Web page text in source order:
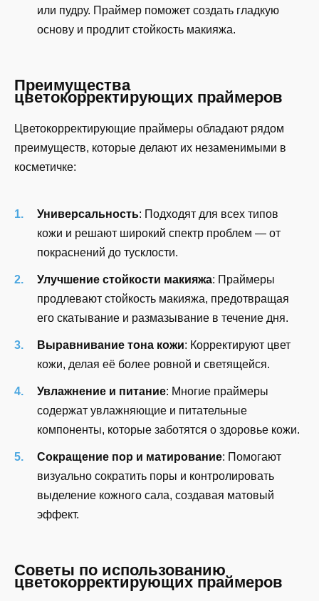
или пудру. Праймер поможет создать гладкую
основу и продлит стойкость макияжа.
Преимущества
цветокорректирующих праймеров
Цветокорректирующие праймеры обладают рядом
преимуществ, которые делают их незаменимыми в
косметичке:
Универсальность: Подходят для всех типов
кожи и решают широкий спектр проблем — от
покраснений до тусклости.
Улучшение стойкости макияжа: Праймеры
продлевают стойкость макияжа, предотвращая
его скатывание и размазывание в течение дня.
Выравнивание тона кожи: Корректируют цвет
кожи, делая её более ровной и светящейся.
Увлажнение и питание: Многие праймеры
содержат увлажняющие и питательные
компоненты, которые заботятся о здоровье кожи.
Сокращение пор и матирование: Помогают
визуально сократить поры и контролировать
выделение кожного сала, создавая матовый
эффект.
Советы по использованию
цветокорректирующих праймеров